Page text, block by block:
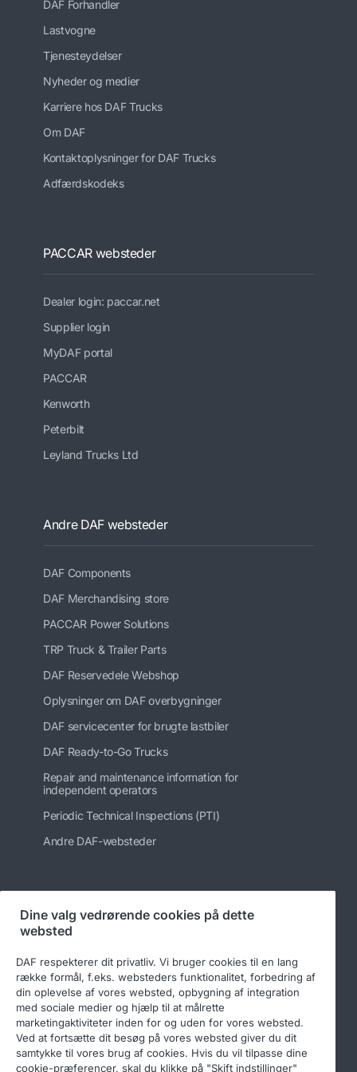
DAF Forhandler
Lastvogne
Tjenesteydelser
Nyheder og medier
Karriere hos DAF Trucks
Om DAF
Kontaktoplysninger for DAF Trucks
Adfærdskodeks
PACCAR websteder
Dealer login: paccar.net
Supplier login
MyDAF portal
PACCAR
Kenworth
Peterbilt
Leyland Trucks Ltd
Andre DAF websteder
DAF Components
DAF Merchandising store
PACCAR Power Solutions
TRP Truck & Trailer Parts
DAF Reservedele Webshop
Oplysninger om DAF overbygninger
DAF servicecenter for brugte lastbiler
DAF Ready-to-Go Trucks
Repair and maintenance information for
independent operators
Periodic Technical Inspections (PTI)
Andre DAF-websteder
Følg os på
© 2026 DAF Legal notice Privacy statement
Dine valg vedrørende cookies på dette
websted
DAF respekterer dit privatliv. Vi bruger cookies til en lang
række formål, f.eks. websteders funktionalitet, forbedring af
din oplevelse af vores websted, opbygning af integration
med sociale medier og hjælp til at målrette
marketingaktiviteter inden for og uden for vores websted.
Ved at fortsætte dit besøg på vores websted giver du dit
samtykke til vores brug af cookies. Hvis du vil tilpasse dine
cookie-præferencer, skal du klikke på "Skift indstillinger"